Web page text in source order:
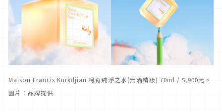
Maison Francis Kurkdjian 柯奇純淨之水(無酒精版) 70ml / 5,900元 。
圖片：品牌提供